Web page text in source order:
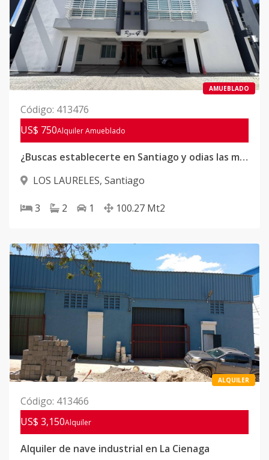
AMUEBLADO
Código: 413476
US$ 750AlquilerAmueblado
¿Buscas establecerte en Santiago y odias las mudanzas? 👀
LOS LAURELES, Santiago
3 2 1 100.27 Mt2
ALQUILER
Código: 413466
US$ 3,150Alquiler
Alquiler de nave industrial en La Cienaga